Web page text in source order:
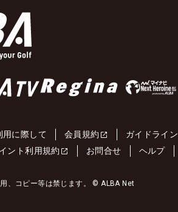
用に際して 会員規約 ガイドライン
ント利用規約 お問合せ ヘルプ
、コピー等は禁じます。 © ALBA Net